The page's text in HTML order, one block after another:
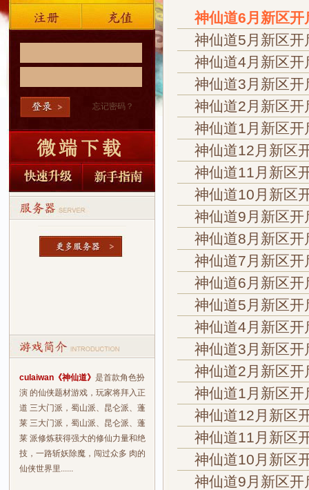
忘记密码？
culaiwan《神仙道》 是首款角色扮
演 的仙侠题材游戏，玩家将拜入正
道 三大门派，蜀山派、昆仑派、蓬
莱 三大门派，蜀山派、昆仑派、蓬
莱 派修炼获得强大的修仙力量和绝
技，一路斩妖除魔，闯过众多 肉的
仙侠世界里......
神仙道6月新区
神仙道5月新区
神仙道4月新区
神仙道3月新区
神仙道2月新区
神仙道1月新区
神仙道12月新区
神仙道11月新区
神仙道10月新区
神仙道9月新区
神仙道8月新区
神仙道7月新区
神仙道6月新区
神仙道5月新区
神仙道4月新区
神仙道3月新区
神仙道2月新区
神仙道1月新区
神仙道12月新区
神仙道11月新区
神仙道10月新区
神仙道9月新区